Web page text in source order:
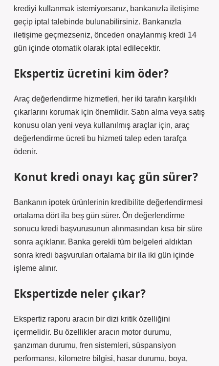
krediyi kullanmak istemiyorsanız, bankanızla iletişime
geçip iptal talebinde bulunabilirsiniz. Bankanızla
iletişime geçmezseniz, önceden onaylanmış kredi 14
gün içinde otomatik olarak iptal edilecektir.
Ekspertiz ücretini kim öder?
Araç değerlendirme hizmetleri, her iki tarafın karşılıklı
çıkarlarını korumak için önemlidir. Satın alma veya satış
konusu olan yeni veya kullanılmış araçlar için, araç
değerlendirme ücreti bu hizmeti talep eden tarafça
ödenir.
Konut kredi onayı kaç gün sürer?
Bankanın ipotek ürünlerinin kredibilite değerlendirmesi
ortalama dört ila beş gün sürer. Ön değerlendirme
sonucu kredi başvurusunun alınmasından kısa bir süre
sonra açıklanır. Banka gerekli tüm belgeleri aldıktan
sonra kredi başvuruları ortalama bir ila iki gün içinde
işleme alınır.
Ekspertizde neler çıkar?
Ekspertiz raporu aracın bir dizi kritik özelliğini
içermelidir. Bu özellikler aracın motor durumu,
şanzıman durumu, fren sistemleri, süspansiyon
performansı, kilometre bilgisi, hasar durumu, boya,